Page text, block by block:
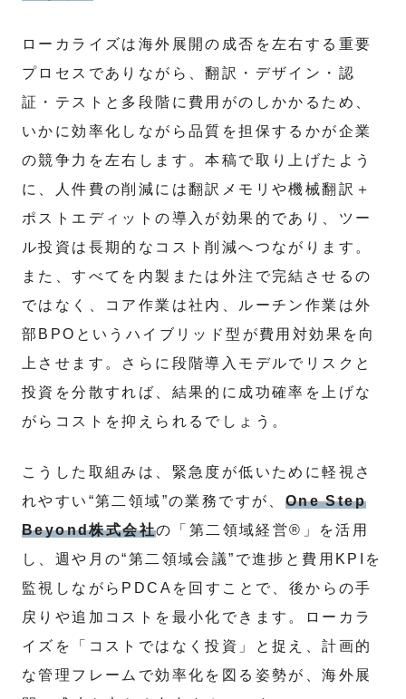
ローカライズは海外展開の成否を左右する重要
プロセスでありながら、翻訳・デザイン・認
証・テストと多段階に費用がのしかかるため、
いかに効率化しながら品質を担保するかが企業
の競争力を左右します。本稿で取り上げたよう
に、人件費の削減には翻訳メモリや機械翻訳＋
ポストエディットの導入が効果的であり、ツー
ル投資は長期的なコスト削減へつながります。
また、すべてを内製または外注で完結させるの
ではなく、コア作業は社内、ルーチン作業は外
部BPOというハイブリッド型が費用対効果を向
上させます。さらに段階導入モデルでリスクと
投資を分散すれば、結果的に成功確率を上げな
がらコストを抑えられるでしょう。
こうした取組みは、緊急度が低いために軽視さ
れやすい“第二領域”の業務ですが、 One Step
Beyond株式会社の「第二領域経営®」を活用
し、週や月の“第二領域会議”で進捗と費用KPIを
監視しながらPDCAを回すことで、後からの手
戻りや追加コストを最小化できます。ローカラ
イズを「コストではなく投資」と捉え、計画的
な管理フレームで効率化を図る姿勢が、海外展